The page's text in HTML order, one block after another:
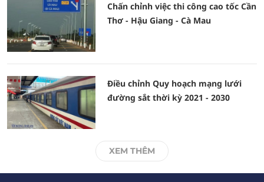
Chấn chỉnh việc thi công cao tốc Cần
Thơ - Hậu Giang - Cà Mau
Điều chỉnh Quy hoạch mạng lưới
đường sắt thời kỳ 2021 - 2030
XEM THÊM